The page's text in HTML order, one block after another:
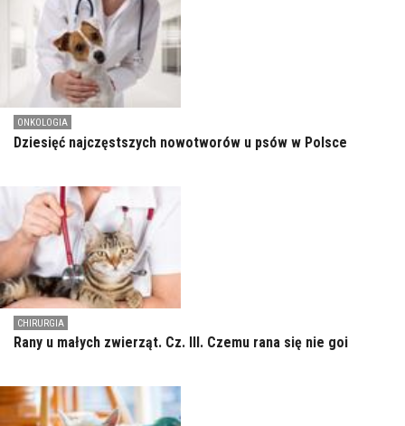
ONKOLOGIA
Dziesięć najczęstszych nowotworów u psów w Polsce
CHIRURGIA
Rany u małych zwierząt. Cz. III. Czemu rana się nie goi